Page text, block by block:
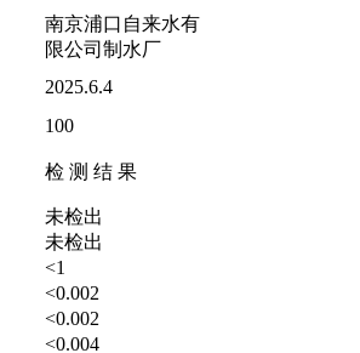
南京浦口自来水有
限公司制水厂
2025.6.4
100
检 测 结 果
未检出
未检出
<1
<0.002
<0.002
<0.004